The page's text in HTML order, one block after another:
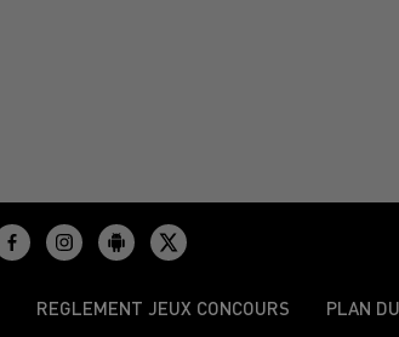
REGLEMENT JEUX CONCOURS PLAN